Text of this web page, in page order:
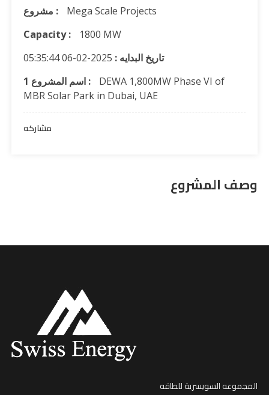
مشروع :
Mega Scale Projects
Capacity :
1800 MW
تاريخ البدايه :
1 اسم المشروع :
DEWA 1,800MW Phase VI of
MBR Solar Park in Dubai, UAE
مشاركه
وصف المشروع
المجموعه السويسرية للطاقه